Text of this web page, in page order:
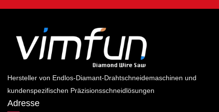
Hersteller von Endlos-Diamant-Drahtschneidemaschinen und
kundenspezifischen Präzisionsschneidlösungen
Adresse